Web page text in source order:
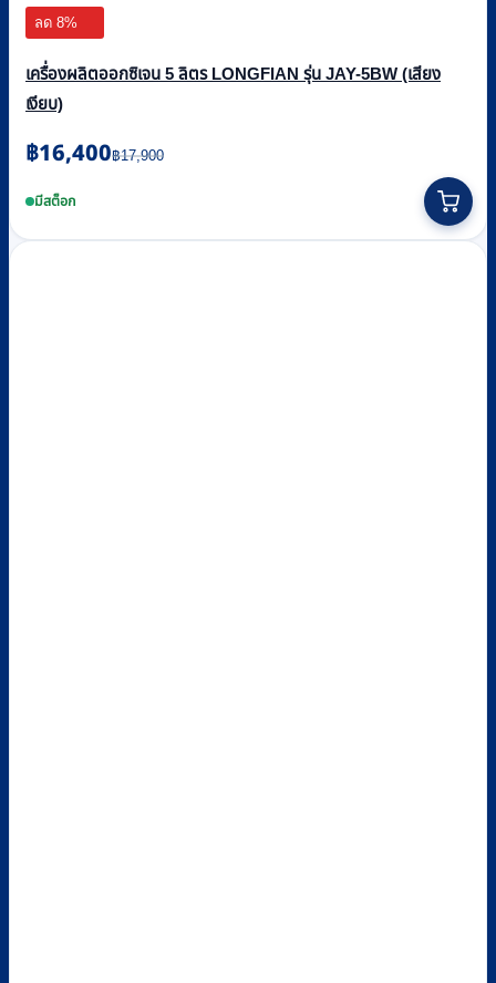
ลด 8%
เครื่องผลิตออกซิเจน 5 ลิตร LONGFIAN รุ่น JAY-5BW (เสียง
เงียบ)
฿17,900
Original
price
was:
฿16,400
Current
price
is:มีสต็อก